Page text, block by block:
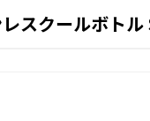
スクールボト